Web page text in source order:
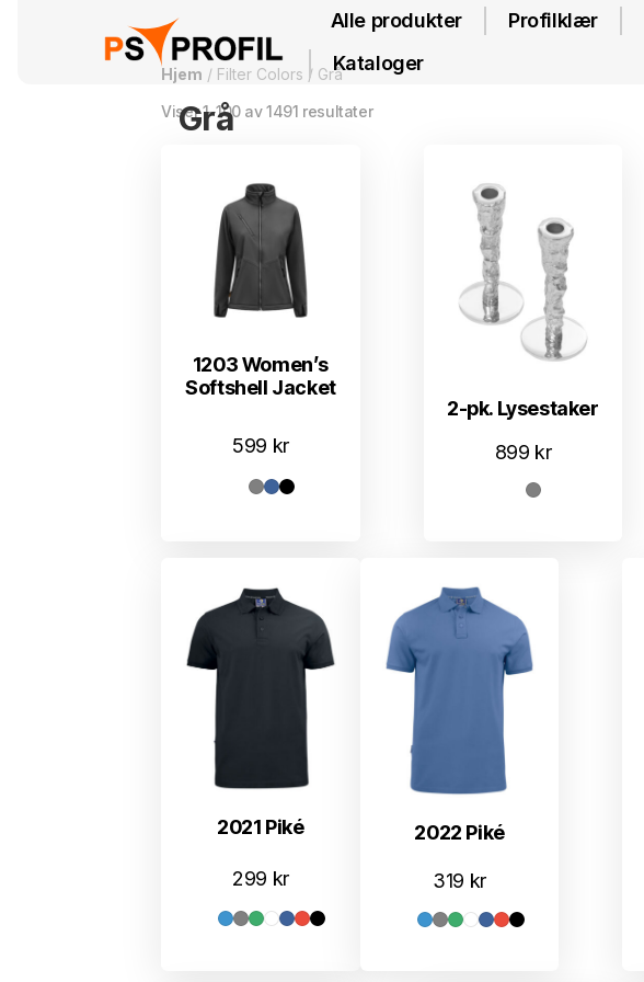
Alle produkter Profilklær
Kataloger
Hjem / Filter Colors / Grå
Grå
Viser 1–100 av 1491 resultater
1203 Women’s
Softshell Jacket
599 kr
2-pk. Lysestaker
899 kr
2021 Piké
299 kr
2022 Piké
319 kr